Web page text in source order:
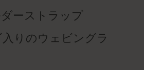
ーストラップ
りのウェビングラ